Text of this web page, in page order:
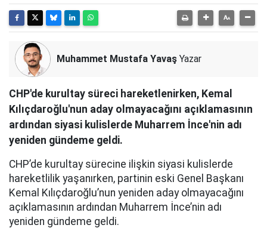
Muhammet Mustafa Yavaş Yazar
CHP'de kurultay süreci hareketlenirken, Kemal
Kılıçdaroğlu'nun aday olmayacağını açıklamasının
ardından siyasi kulislerde Muharrem İnce'nin adı
yeniden gündeme geldi.
CHP’de kurultay sürecine ilişkin siyasi kulislerde
hareketlilik yaşanırken, partinin eski Genel Başkanı
Kemal Kılıçdaroğlu’nun yeniden aday olmayacağını
açıklamasının ardından Muharrem İnce’nin adı
yeniden gündeme geldi.